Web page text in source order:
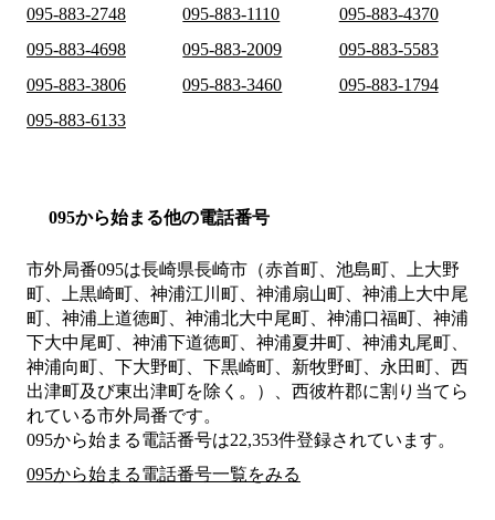
095-883-2748
095-883-1110
095-883-4370
095-883-4698
095-883-2009
095-883-5583
095-883-3806
095-883-3460
095-883-1794
095-883-6133
095から始まる他の電話番号
市外局番095は長崎県長崎市（赤首町、池島町、上大野
町、上黒崎町、神浦江川町、神浦扇山町、神浦上大中尾
町、神浦上道徳町、神浦北大中尾町、神浦口福町、神浦
下大中尾町、神浦下道徳町、神浦夏井町、神浦丸尾町、
神浦向町、下大野町、下黒崎町、新牧野町、永田町、西
出津町及び東出津町を除く。）、西彼杵郡に割り当てら
れている市外局番です。
095から始まる電話番号は22,353件登録されています。
095から始まる電話番号一覧をみる